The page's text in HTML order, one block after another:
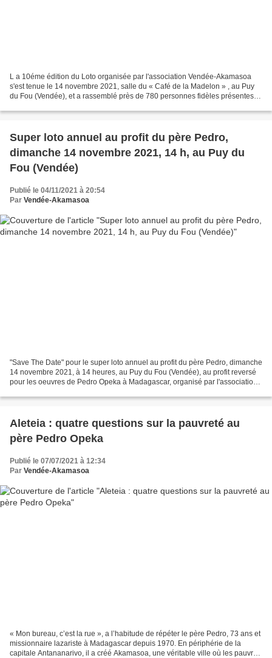
L a 10éme édition du Loto organisée par l'association Vendée-Akamasoa
s'est tenue le 14 novembre 2021, salle du « Café de la Madelon » , au Puy
du Fou (Vendée), et a rassemblé près de 780 personnes fidèles présentes à
Super loto annuel au profit du père Pedro,
dimanche 14 novembre 2021, 14 h, au Puy du
Fou (Vendée)
Publié le 04/11/2021 à 20:54
Par Vendée-Akamasoa
"Save The Date" pour le super loto annuel au profit du père Pedro, dimanche
14 novembre 2021, à 14 heures, au Puy du Fou (Vendée), au profit reversé
pour les oeuvres de Pedro Opeka à Madagascar, organisé par l'association
Aleteia : quatre questions sur la pauvreté au
père Pedro Opeka
Publié le 07/07/2021 à 12:34
Par Vendée-Akamasoa
« Mon bureau, c’est la rue », a l’habitude de répéter le père Pedro, 73 ans et
missionnaire lazariste à Madagascar depuis 1970. En périphérie de la
capitale Antananarivo, il a créé Akamasoa, une véritable ville où les pauvres